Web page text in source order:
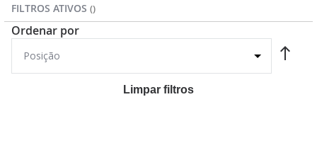
FILTROS ATIVOS
Ordenar por
Limpar filtros